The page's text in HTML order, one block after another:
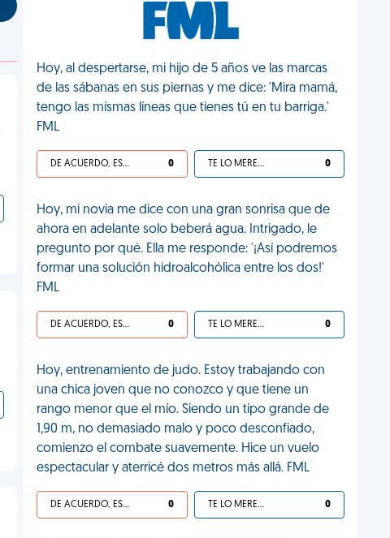
Hoy, al despertarse, mi hijo de 5 años ve las marcas
de las sábanas en sus piernas y me dice: 'Mira mamá,
tengo las mismas líneas que tienes tú en tu barriga.'
FML
DE ACUERDO, ES UNA VIDA HP 0 TE LO MERECES 0
Hoy, mi novia me dice con una gran sonrisa que de
ahora en adelante solo beberá agua. Intrigado, le
pregunto por qué. Ella me responde: '¡Así podremos
formar una solución hidroalcohólica entre los dos!'
FML
DE ACUERDO, ES UNA VIDA HP 0 TE LO MERECES 0
Hoy, entrenamiento de judo. Estoy trabajando con
una chica joven que no conozco y que tiene un
rango menor que el mío. Siendo un tipo grande de
1,90 m, no demasiado malo y poco desconfiado,
comienzo el combate suavemente. Hice un vuelo
espectacular y aterricé dos metros más allá. FML
DE ACUERDO, ES UNA VIDA HP 0 TE LO MERECES 0